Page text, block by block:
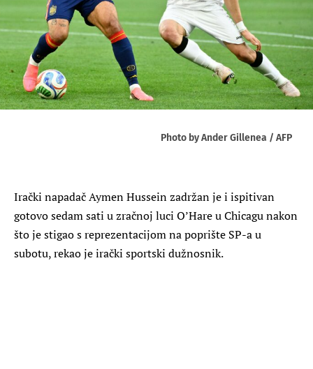
Photo by Ander Gillenea / AFP
Irački napadač Aymen Hussein zadržan je i ispitivan
gotovo sedam sati u zračnoj luci O’Hare u Chicagu nakon
što je stigao s reprezentacijom na poprište SP-a u
subotu, rekao je irački sportski dužnosnik.